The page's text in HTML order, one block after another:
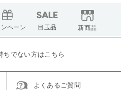
ペーン 目玉品 新商品
ちでない方はこちら
よくあるご質問